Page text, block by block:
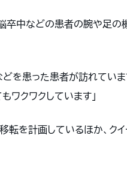
卒中などの患者の腕や足の
患った患者が訪れていま
ワクワクしています」
を計画しているほか、ク